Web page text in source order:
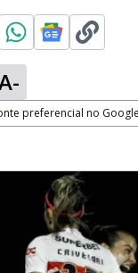
preferencial no Google